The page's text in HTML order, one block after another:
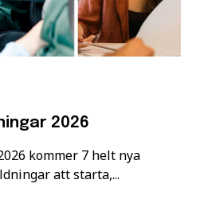
2026
kommer 7 helt nya
att starta,...